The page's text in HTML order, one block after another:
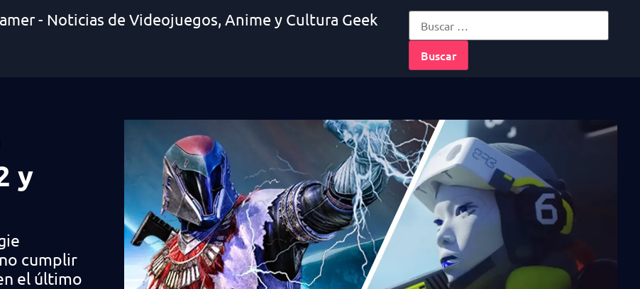
- Noticias de Videojuegos, Anime y Cultura Geek
y
cumplir
el último